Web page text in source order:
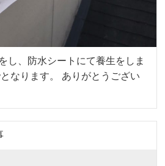
し、防水シートにて養生をしま
なります。 ありがとうござい